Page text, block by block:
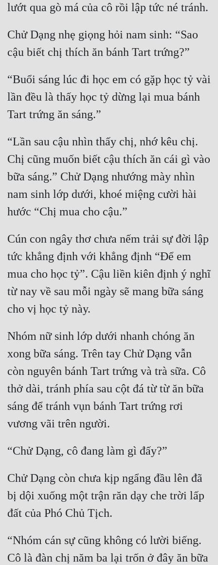
lướt qua gò má của cô rồi lập tức né tránh.
Chử Dạng nhẹ giọng hỏi nam sinh: “Sao
cậu biết chị thích ăn bánh Tart trứng?”
“Buổi sáng lúc đi học em có gặp học tỷ vài
lần đều là thấy học tỷ dừng lại mua bánh
Tart trứng ăn sáng.”
“Lần sau cậu nhìn thấy chị, nhớ kêu chị.
Chị cũng muốn biết cậu thích ăn cái gì vào
bữa sáng.” Chử Dạng nhướng mày nhìn
nam sinh lớp dưới, khoé miệng cười hài
hước “Chị mua cho cậu.”
Cún con ngây thơ chưa nếm trải sự đời lập
tức khẳng định với khẳng định “Để em
mua cho học tỷ”. Cậu liền kiên định ý nghĩ
từ nay về sau mỗi ngày sẽ mang bữa sáng
cho vị học tỷ này.
Nhóm nữ sinh lớp dưới nhanh chóng ăn
xong bữa sáng. Trên tay Chử Dạng vẫn
còn nguyên bánh Tart trứng và trà sữa. Cô
thở dài, tránh phía sau cột đá từ từ ăn bữa
sáng để tránh vụn bánh Tart trứng rơi
vương vãi trên người.
“Chử Dạng, cô đang làm gì đấy?”
Chử Dạng còn chưa kịp ngẩng đầu lên đã
bị dội xuống một trận răn dạy che trời lấp
đất của Phó Chủ Tịch.
“Nhóm cán sự cũng không có lười biếng.
Cô là đàn chị năm ba lại trốn ở đây ăn bữa